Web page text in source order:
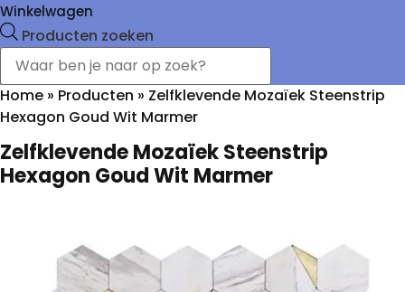
Winkelwagen
Producten zoeken
Home » Producten » Zelfklevende Mozaïek Steenstrip
Hexagon Goud Wit Marmer
Zelfklevende Mozaïek Steenstrip
Hexagon Goud Wit Marmer